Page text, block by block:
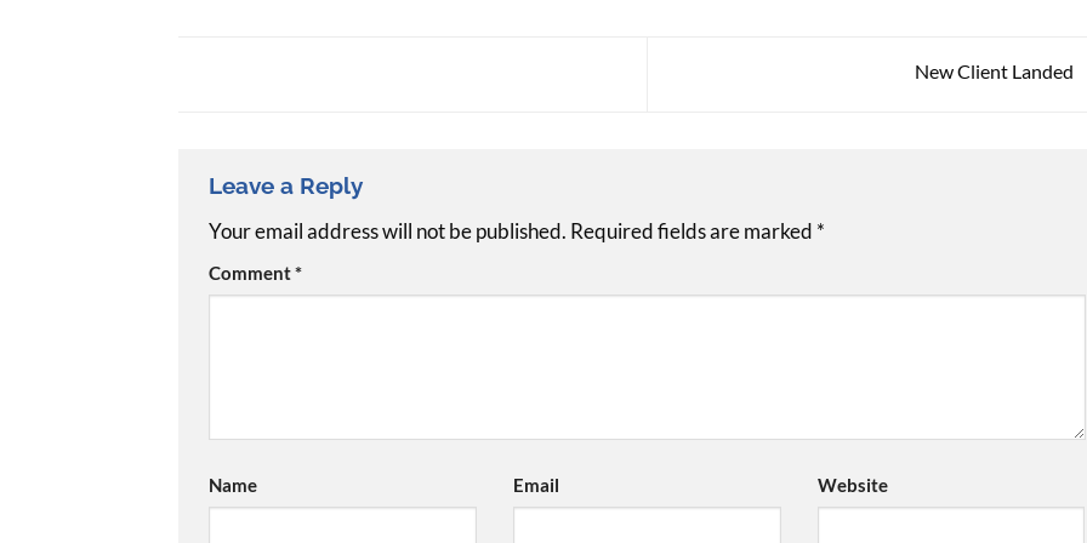
New Client Landed
Leave a Reply
Your email address will not be published. Required fields are marked *
Comment*
Name Email Website